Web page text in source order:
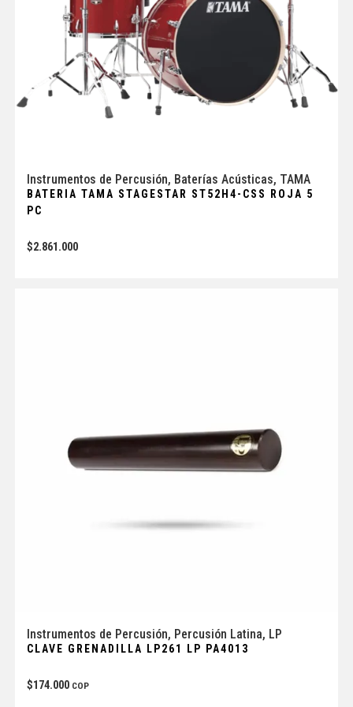
Instrumentos de Percusión, Baterías Acústicas, TAMA
BATERIA TAMA STAGESTAR ST52H4-CSS ROJA 5
PC
$2.861.000
Instrumentos de Percusión, Percusión Latina, LP
CLAVE GRENADILLA LP261 LP PA4013
$174.000 COP